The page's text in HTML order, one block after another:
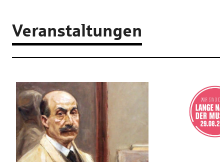
Veranstaltungen